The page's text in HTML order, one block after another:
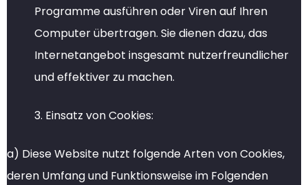
Programme ausführen oder Viren auf Ihren
Computer übertragen. Sie dienen dazu, das
Internetangebot insgesamt nutzerfreundlicher
und effektiver zu machen.
3. Einsatz von Cookies:
a) Diese Website nutzt folgende Arten von Cookies,
deren Umfang und Funktionsweise im Folgenden